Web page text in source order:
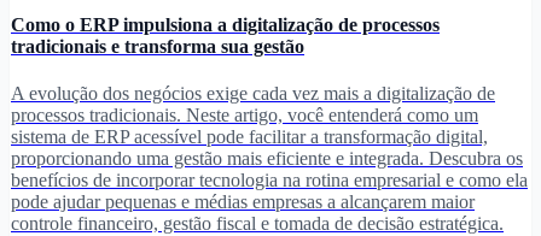
Como o ERP impulsiona a digitalização de processos
tradicionais e transforma sua gestão
A evolução dos negócios exige cada vez mais a digitalização de
processos tradicionais. Neste artigo, você entenderá como um
sistema de ERP acessível pode facilitar a transformação digital,
proporcionando uma gestão mais eficiente e integrada. Descubra os
benefícios de incorporar tecnologia na rotina empresarial e como ela
pode ajudar pequenas e médias empresas a alcançarem maior
controle financeiro, gestão fiscal e tomada de decisão estratégica.